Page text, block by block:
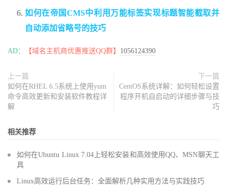
如何在帝国CMS中利用万能标签实现标题智能截取并
自动添加省略号的技巧
AD： 【域名主机商优惠推送QQ群】 1056124390
上一篇
如何在RHEL 6.5系统上使用yum
命令高效更新和安装软件教程详
解
下一篇
CentOS系统详解：如何轻松设置
程序开机自启动的详细步骤与技
巧
相关推荐
如何在Ubuntu Linux 7.04上轻松安装和高效使用QQ、MSN聊天工
具
Linux高效运行后台任务：全面解析几种实用方法与实践技巧